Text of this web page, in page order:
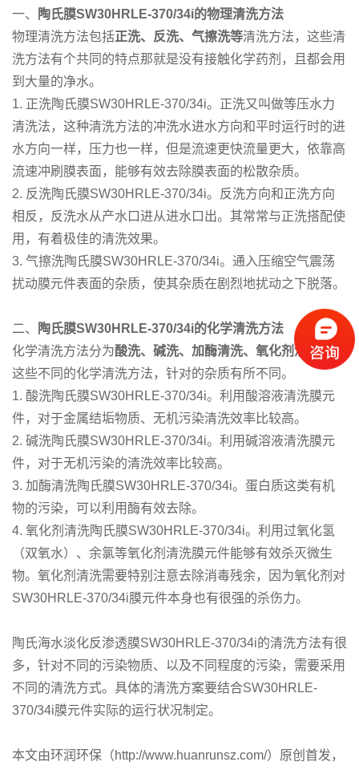
一、
陶氏膜SW30HRLE-370/34i的物理清洗方法
物理清洗方法包括正洗、反洗、气擦洗等清洗方法，这些清
洗方法有个共同的特点那就是没有接触化学药剂，且都会用
到大量的净水。
1. 正洗陶氏膜SW30HRLE-370/34i。正洗又叫做等压水力
清洗法，这种清洗方法的冲洗水进水方向和平时运行时的进
水方向一样，压力也一样，但是流速更快流量更大，依靠高
流速冲刷膜表面，能够有效去除膜表面的松散杂质。
2. 反洗陶氏膜SW30HRLE-370/34i。反洗方向和正洗方向
相反，反洗水从产水口进从进水口出。其常常与正洗搭配使
用，有着极佳的清洗效果。
3. 气擦洗陶氏膜SW30HRLE-370/34i。通入压缩空气震荡
扰动膜元件表面的杂质，使其杂质在剧烈地扰动之下脱落。
二、
陶氏膜SW30HRLE-370/34i的化学清洗方法
化学清洗方法分为酸洗、碱洗、加酶清洗、氧化剂清洗等。
这些不同的化学清洗方法，针对的杂质有所不同。
1. 酸洗陶氏膜SW30HRLE-370/34i。利用酸溶液清洗膜元
件，对于金属结垢物质、无机污染清洗效率比较高。
2. 碱洗陶氏膜SW30HRLE-370/34i。利用碱溶液清洗膜元
件，对于无机污染的清洗效率比较高。
3. 加酶清洗陶氏膜SW30HRLE-370/34i。蛋白质这类有机
物的污染，可以利用酶有效去除。
4. 氧化剂清洗陶氏膜SW30HRLE-370/34i。利用过氧化氢
（双氧水）、余氯等氧化剂清洗膜元件能够有效杀灭微生
物。氧化剂清洗需要特别注意去除消毒残余，因为氧化剂对
SW30HRLE-370/34i膜元件本身也有很强的杀伤力。
陶氏海水淡化反渗透膜SW30HRLE-370/34i的清洗方法有很
多，针对不同的污染物质、以及不同程度的污染，需要采用
不同的清洗方式。具体的清洗方案要结合SW30HRLE-
370/34i膜元件实际的运行状况制定。
本文由环润环保（http://www.huanrunsz.com/）原创首发，